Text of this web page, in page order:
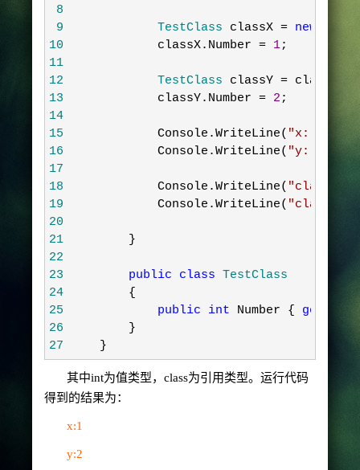
8
9
            TestClass
classX = new
10
            classX.Number
= 1;
11
12
            TestClass
classY = classX;
13
            classY.Number
= 2 ;
14
15
            Console.WriteLine(
"x:
16
            Console.WriteLine(
"y:
17
18
            Console.WriteLine(
"
19
            Console.WriteLine(
"
20
21
        }
22
23
public class TestClass
24
        {
25
public int Number { get
26
        }
27
    }
其中int为值类型， class为引用类型。运行代码
得到的结果为：
x:1
y:2